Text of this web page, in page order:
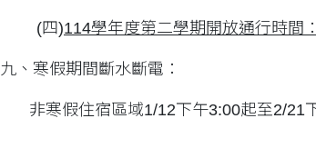
(四)114學年度第二學期開放通行時間：
九、寒假期間斷水斷電：
非寒假住宿區域1/12下午3:00起至2/21